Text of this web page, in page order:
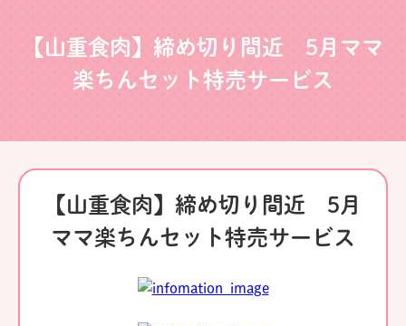
【山重食肉】締め切り間近 5月ママ
楽ちんセット特売サービス
【山重食肉】締め切り間近 5月
ママ楽ちんセット特売サービス